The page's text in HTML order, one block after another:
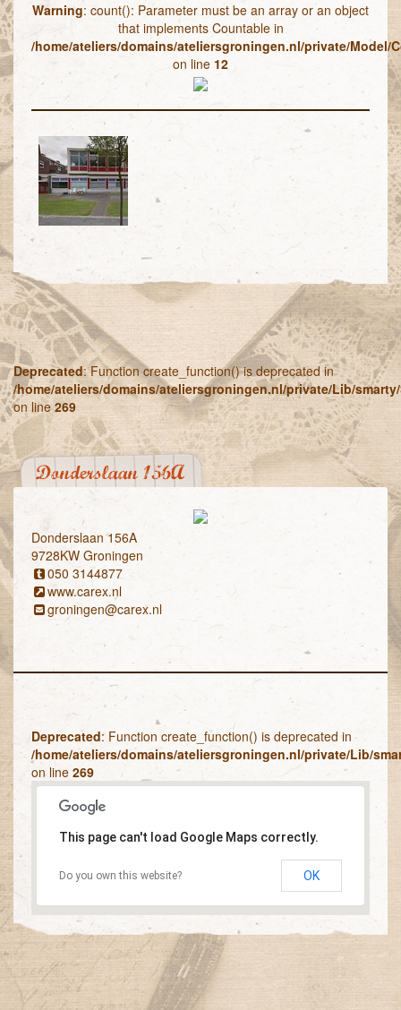
Warning: count(): Parameter must be an array or an object
that implements Countable in
/home/ateliers/domains/ateliersgroningen.nl/private/Model/
on line 12
Deprecated: Function create_function() is deprecated in
/home/ateliers/domains/ateliersgroningen.nl/private/Lib/
on line269
Donderslaan 156A
Donderslaan 156A
9728KW Groningen
050 3144877
www.carex.nl
groningen@carex.nl
Deprecated: Function create_function() is deprecated in
/home/ateliers/domains/ateliersgroningen.nl/private/Lib/
on line 269
This page can't load Google Maps correctly.
Do you own this website? OK